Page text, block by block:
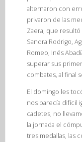
alternaron con
privaron de las
Zaera, que
Sandra Rodrigo,
Romeo, Inés
superar sus
combates, al final
El domingo les
nos parecía difícil
cadetes, no
la jornada el
tres medallas, las